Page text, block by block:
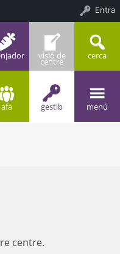
visió de
centre
cerca
afa gestib menú
centre.
Entra